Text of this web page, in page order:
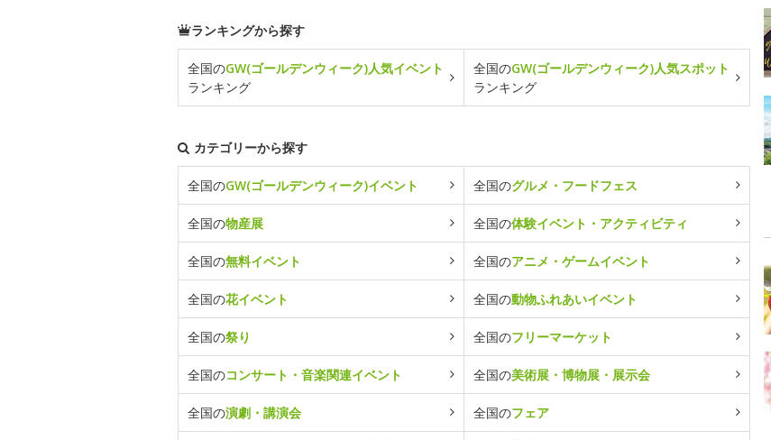
ランキングから探す
全国のGW(ゴールデンウィーク)人気イベント
ランキング
全国のGW(ゴールデンウィーク)人気スポット
ランキング
カテゴリーから探す
全国のGW(ゴールデンウィーク)イベント 全国のグルメ・フードフェス
全国の物産展 全国の体験イベント・アクティビティ
全国の無料イベント 全国のアニメ・ゲームイベント
全国の花イベント 全国の動物ふれあいイベント
全国の祭り 全国のフリーマーケット
全国のコンサート・音楽関連イベント 全国の美術展・博物展・展示会
全国の演劇・講演会 全国のフェア